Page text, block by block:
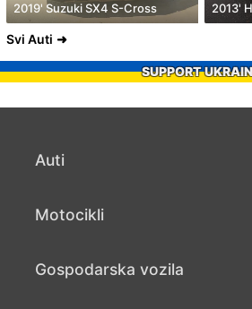
2019' Suzuki SX4 S-Cross 2013'
Svi Auti
SUPPORT
Auti
Motocikli
Gospodarska vozila